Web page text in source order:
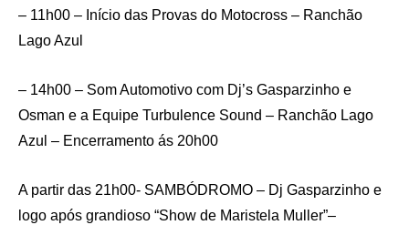
– 11h00 – Início das Provas do Motocross – Ranchão
Lago Azul
– 14h00 – Som Automotivo com Dj’s Gasparzinho e
Osman e a Equipe Turbulence Sound – Ranchão Lago
Azul – Encerramento ás 20h00
A partir das 21h00- SAMBÓDROMO – Dj Gasparzinho e
logo após grandioso “Show de Maristela Muller”–